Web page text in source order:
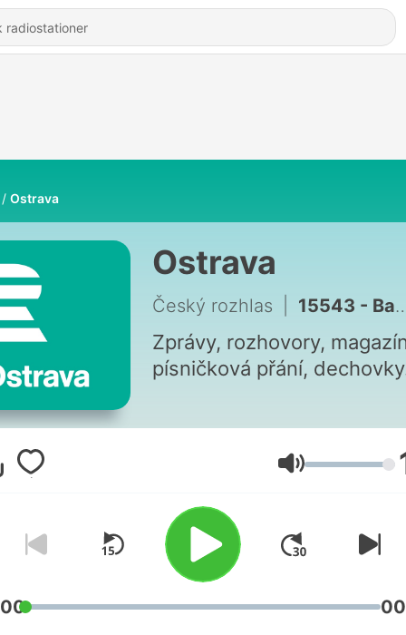
Ostrava
Ostrava
Český rozhlas 15543 - Babské rady: Ledová káva, která vznikla náhodou – frappé. Na přípravu vám stačí pár ingrediencí
Zprávy, rozhovory,
písničková přání,
Volym